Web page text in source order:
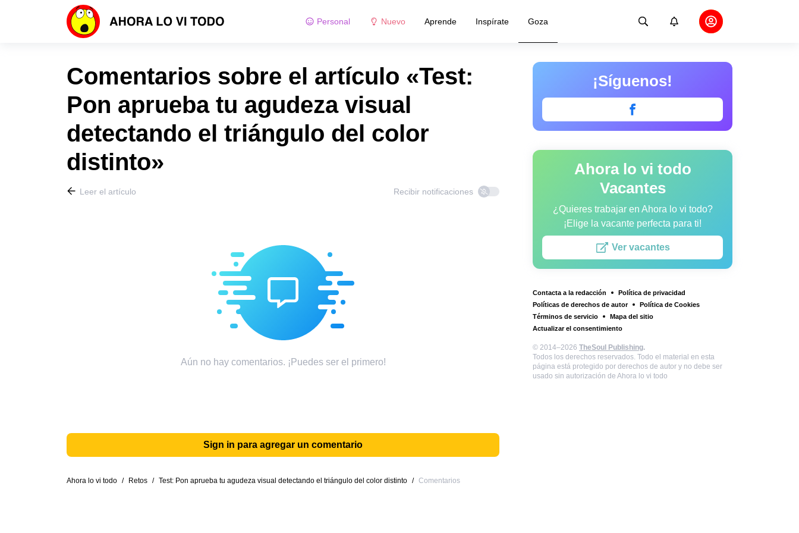
Personal Nuevo Aprende Inspírate Goza
¡Síguenos!
Ahora lo vi todo
Vacantes
¿Quieres trabajar en Ahora lo vi todo?
¡Elige la vacante perfecta para ti!
Ver vacantes
Contacta a la redacción
Política de privacidad
Políticas de derechos de autor
Política de Cookies
Términos de servicio
Mapa del sitio
Actualizar el consentimiento
© 2014–2026 TheSoul Publishing.
Todos los derechos reservados. Todo el material en esta
página está protegido por derechos de autor y no debe ser
usado sin autorización de Ahora lo vi todo
Comentarios sobre el artículo «Test:
Pon aprueba tu agudeza visual
detectando el triángulo del color
distinto»
Leer el artículo Recibir notificaciones
Aún no hay comentarios. ¡Puedes ser el primero!
Sign in para agregar un comentario
Ahora lo vi todo / Retos / Test: Pon aprueba tu agudeza visual detectando el triángulo del color distinto / Comentarios